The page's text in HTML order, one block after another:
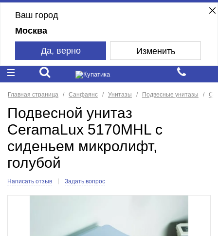
Ваш город
Москва
Да, верно Изменить
Главная страница Санфаянс Унитазы Подвесные унитазы
Подвесной унитаз
CeramaLux 5170MHL с
сиденьем микролифт,
голубой
Написать отзыв Задать вопрос